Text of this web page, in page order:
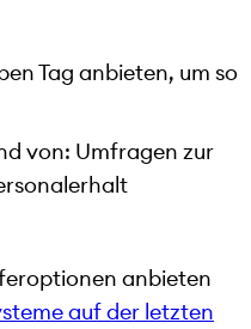
Tag anbieten, um so
von: Umfragen zur
anbieten
auf der letzten